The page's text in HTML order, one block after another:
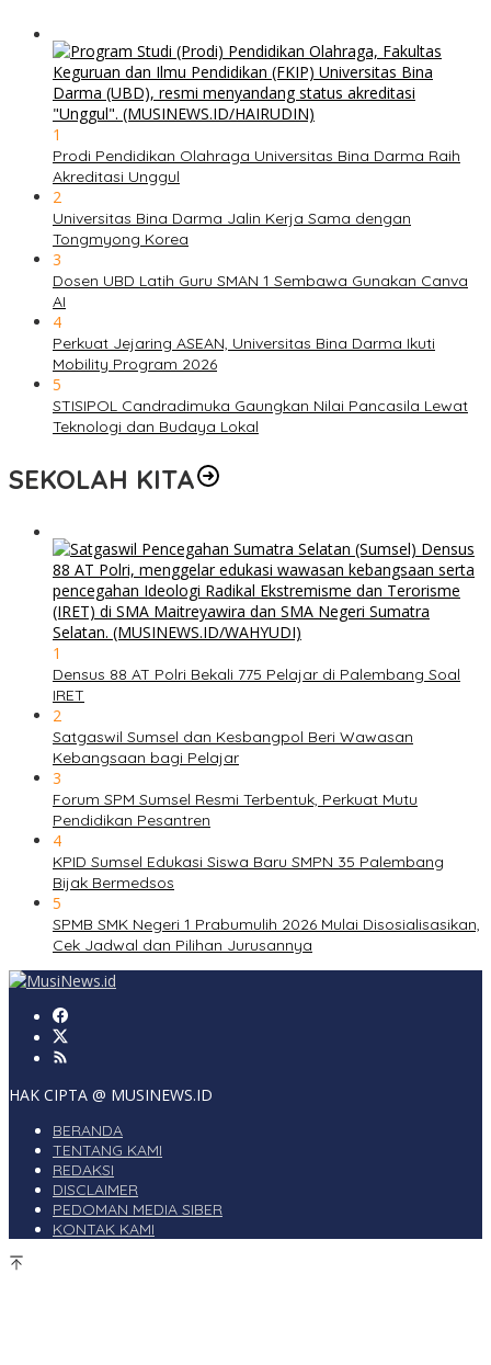
1
Prodi Pendidikan Olahraga Universitas Bina Darma Raih
Akreditasi Unggul
2
Universitas Bina Darma Jalin Kerja Sama dengan
Tongmyong Korea
3
Dosen UBD Latih Guru SMAN 1 Sembawa Gunakan Canva
AI
4
Perkuat Jejaring ASEAN, Universitas Bina Darma Ikuti
Mobility Program 2026
5
STISIPOL Candradimuka Gaungkan Nilai Pancasila Lewat
Teknologi dan Budaya Lokal
SEKOLAH KITA
1
Densus 88 AT Polri Bekali 775 Pelajar di Palembang Soal
IRET
2
Satgaswil Sumsel dan Kesbangpol Beri Wawasan
Kebangsaan bagi Pelajar
3
Forum SPM Sumsel Resmi Terbentuk, Perkuat Mutu
Pendidikan Pesantren
4
KPID Sumsel Edukasi Siswa Baru SMPN 35 Palembang
Bijak Bermedsos
5
SPMB SMK Negeri 1 Prabumulih 2026 Mulai Disosialisasikan,
Cek Jadwal dan Pilihan Jurusannya
HAK CIPTA @ MUSINEWS.ID
BERANDA
TENTANG KAMI
REDAKSI
DISCLAIMER
PEDOMAN MEDIA SIBER
KONTAK KAMI